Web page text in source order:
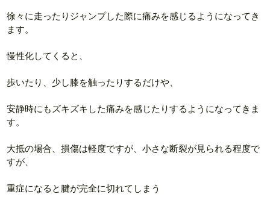
徐々に走ったりジャンプした際に痛みを感じるようになってき
ます。
慢性化してくると、
歩いたり、少し膝を触ったりするだけや、
安静時にもズキズキした痛みを感じたりするようになってきま
す。
大抵の場合、損傷は軽度ですが、小さな断裂が見られる程度で
すが、
重症になると腱が完全に切れてしまう